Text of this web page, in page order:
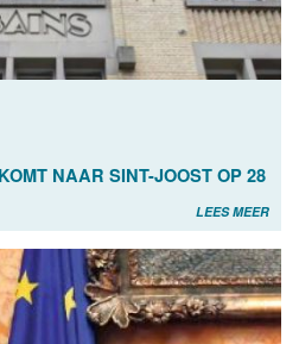
NAAR SINT-JOOST OP 28
LEES MEER